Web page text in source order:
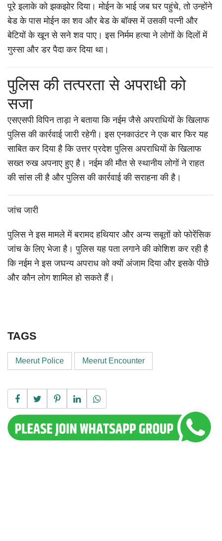
पूरे इलाके को झकझोर दिया। मोईन के भाई जब घर पहुंचे, तो उन्होंने
बेड के पास मोईन का शव और बेड के बॉक्स में उसकी पत्नी और
बेटियों के खून से सने शव पाए। इस निर्मम हत्या ने लोगों के दिलों में
गुस्सा और डर पैदा कर दिया था।
पुलिस की तत्परता से अपराधी को
सजा
एसएसपी विपिन ताड़ा ने बताया कि नईम जैसे अपराधियों के खिलाफ
पुलिस की कार्रवाई जारी रहेगी। इस एनकाउंटर ने एक बार फिर यह
साबित कर दिया है कि उत्तर प्रदेश पुलिस अपराधियों के खिलाफ
सख्त रुख अपनाए हुए है। नईम की मौत से स्थानीय लोगों ने राहत
की सांस ली है और पुलिस की कार्रवाई की सराहना की है।
जांच जारी
पुलिस ने इस मामले में बरामद हथियार और अन्य सबूतों को फोरेंसिक
जांच के लिए भेजा है। पुलिस यह पता लगाने की कोशिश कर रही है
कि नईम ने इस जघन्य अपराध को क्यों अंजाम दिया और इसके पीछे
और कौन लोग शामिल हो सकते हैं।
TAGS
Meerut Police Meerut Encounter